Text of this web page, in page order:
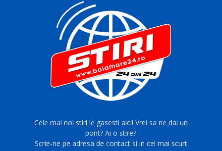
Cele mai noi stiri le gasesti aici! Vrei sa ne dai un
pont? Ai o stire?
Scrie-ne pe adresa de contact si in cel mai scurt